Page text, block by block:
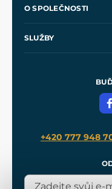
Velkoobchod
O SPOLEČNOSTI
SLUŽBY
Meče pro
+420 777 948